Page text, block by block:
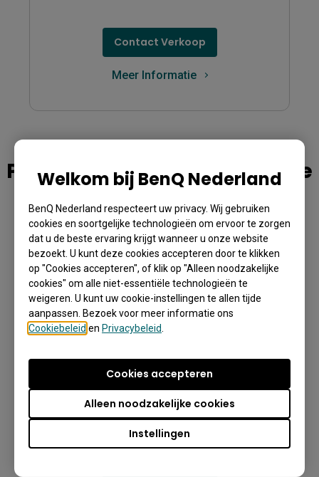
Contact Verkoop
Meer Informatie
PointWrite™ aanraakmodule
PointWrite™ Kit
BenQ PointWrite™ Kit wordt geleverd als een
set van een camera en twee pennen om te
koppelen met BenQ projectoren voor een
echte samenwerkingsomgeving op het grote
scherm.
Welkom bij BenQ Nederland
BenQ Nederland respecteert uw privacy. Wij gebruiken
cookies en soortgelijke technologieën om ervoor te zorgen
dat u de beste ervaring krijgt wanneer u onze website
bezoekt. U kunt deze cookies accepteren door te klikken
op "Cookies accepteren", of klik op "Alleen noodzakelijke
cookies" om alle niet-essentiële technologieën te
weigeren. U kunt uw cookie-instellingen te allen tijde
aanpassen. Bezoek voor meer informatie ons
Cookiebeleid en Privacybeleid
Instellingen
Alleen noodzakelijke cookies
Cookies accepteren